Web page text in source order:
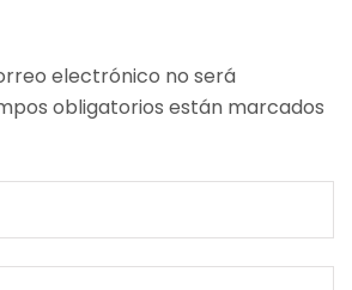
electrónico no será
obligatorios están marcados